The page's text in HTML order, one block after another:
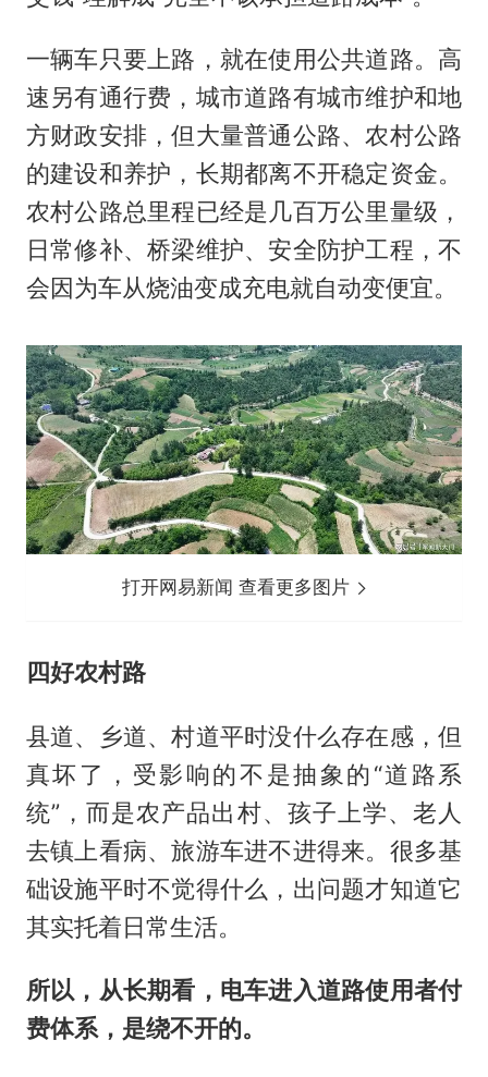
一辆车只要上路，就在使用公共道路。高
速另有通行费，城市道路有城市维护和地
方财政安排，但大量普通公路、农村公路
的建设和养护，长期都离不开稳定资金。
农村公路总里程已经是几百万公里量级，
日常修补、桥梁维护、安全防护工程，不
会因为车从烧油变成充电就自动变便宜。
打开网易新闻 查看更多图片
四好农村路
县道、乡道、村道平时没什么存在感，但
真坏了，受影响的不是抽象的“道路系
统”，而是农产品出村、孩子上学、老人
去镇上看病、旅游车进不进得来。很多基
础设施平时不觉得什么，出问题才知道它
其实托着日常生活。
所以，从长期看，电车进入道路使用者付
费体系，是绕不开的。